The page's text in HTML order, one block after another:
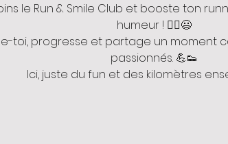
le Run & Smile Club et booste ton
humeur ! 🏃‍♂️😃
toi, progresse et partage un moment
passionnés. 💪👟
Ici, juste du fun et des kilomètres